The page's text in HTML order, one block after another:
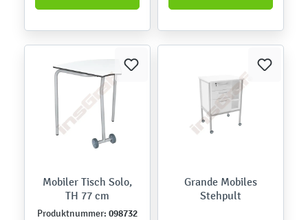
Mobiler Tisch Solo,
TH 77 cm
Produktnummer: 098732
Grande Mobiles
Stehpult